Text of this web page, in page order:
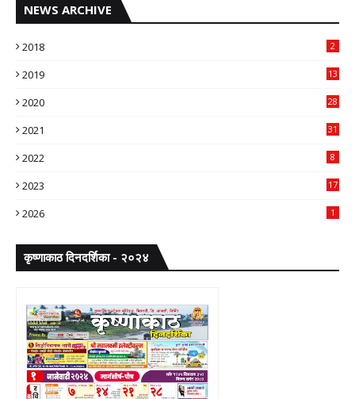
NEWS ARCHIVE
2018 2
2019 13
2020 28
2021 31
2022 8
2023 17
2026 1
कृष्णाकाठ दिनदर्शिका - २०२४